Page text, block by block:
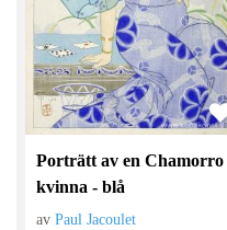
Porträtt av en Chamorro
kvinna - blå
avPaul Jacoulet